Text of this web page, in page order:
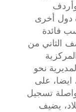
دول أخرى
فائدة
الثاني من
المركزية
نحو
ايضا، على
تسجيل
يضيف